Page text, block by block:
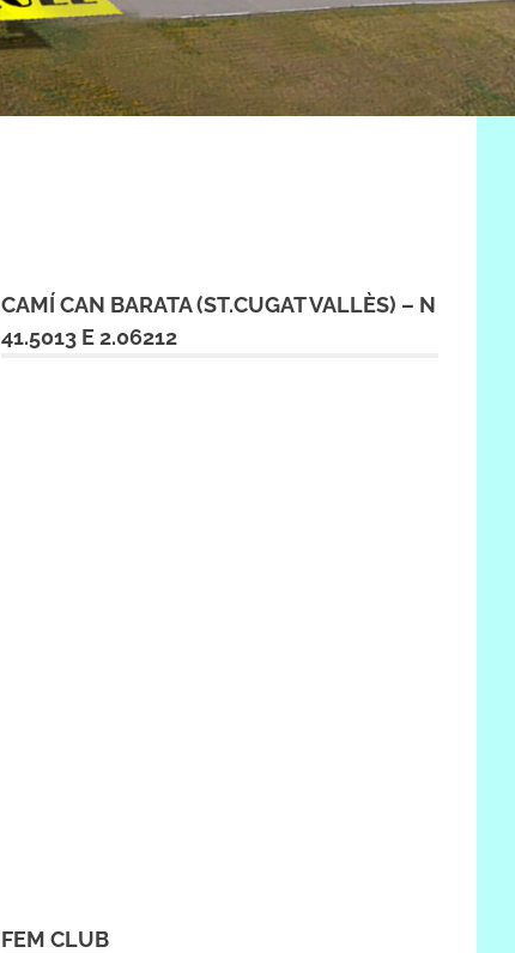
CAMÍ CAN BARATA (ST.CUGAT VALLÈS) – N
41.5013 E 2.06212
FEM CLUB